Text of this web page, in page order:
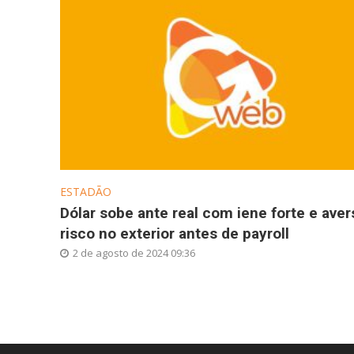
ESTADÃO
Dólar sobe ante real com iene forte e
risco no exterior antes de payroll
2 de agosto de 2024 09:36